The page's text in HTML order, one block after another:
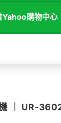
Yahoo購物中心
UR-